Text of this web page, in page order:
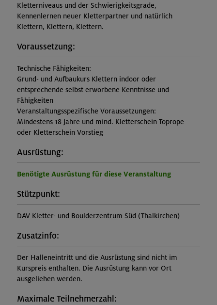
Kletterniveaus und der Schwierigkeitsgrade,
Kennenlernen neuer Kletterpartner und natürlich
Klettern, Klettern, Klettern.
Voraussetzung:
Technische Fähigkeiten:
Grund- und Aufbaukurs Klettern indoor oder
entsprechende selbst erworbene Kenntnisse und
Fähigkeiten
Veranstaltungsspezifische Voraussetzungen:
Mindestens 18 Jahre und mind. Kletterschein Toprope
oder Kletterschein Vorstieg
Ausrüstung:
Benötigte Ausrüstung für diese Veranstaltung
Stützpunkt:
DAV Kletter- und Boulderzentrum Süd (Thalkirchen)
Zusatzinfo:
Der Halleneintritt und die Ausrüstung sind nicht im
Kurspreis enthalten. Die Ausrüstung kann vor Ort
ausgeliehen werden.
Maximale Teilnehmerzahl: